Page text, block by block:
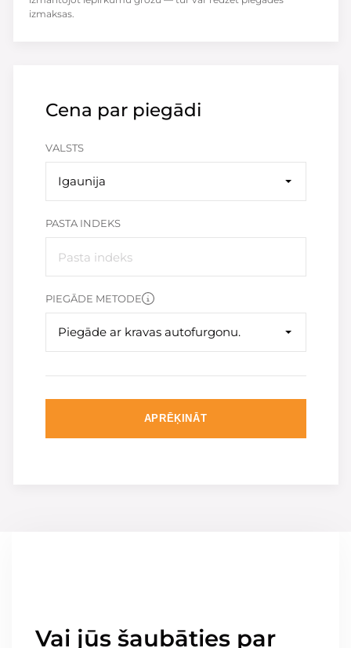
Cena par piegādi
VALSTS
Igaunija
PASTA INDEKS
PIEGĀDE METODE
Piegāde ar kravas autofurgonu.
APRĒĶINĀT
izmaksas.
Vai jūs šaubāties par